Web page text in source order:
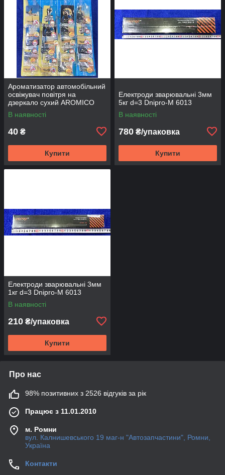
Ароматизатор автомобільний
освіжувач повітря на
дзеркало сухий AROMICO
Лист Доброго вечора Патріот
гасла MIX
В наявності
40 ₴
Купити
Електроди зварювальні 3мм
5кг d=3 Dnipro-M 6013
В наявності
780 ₴/упаковка
Купити
Електроди зварювальні 3мм
1кг d=3 Dnipro-M 6013
В наявності
210 ₴/упаковка
Купити
Про нас
98% позитивних з 2526 відгуків за рік
Працює з 11.01.2010
м. Ромни
вул. Калнишевського 19 маг-н "Автозапчастини", Ромни,
Україна
Контакти